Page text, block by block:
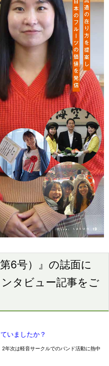
6号）』の誌面に
タビュー記事をご
いましたか？
年次は軽音サークルでのバンド活動に熱中